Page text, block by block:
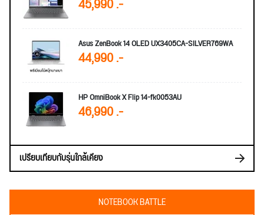
Asus ZenBook 14 OLED UX3405CA-SILVER769WA
44,990 .-
HP OmniBook X Flip 14-fk0053AU
46,990 .-
เปรียบเทียบกับรุ่นใกล้เคียง
NOTEBOOK BATTLE